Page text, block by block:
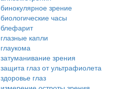
бинокулярное зрение
биологические часы
блефарит
глазные капли
глаукома
затуманивание зрения
защита глаз от ультрафиолета
здоровье глаз